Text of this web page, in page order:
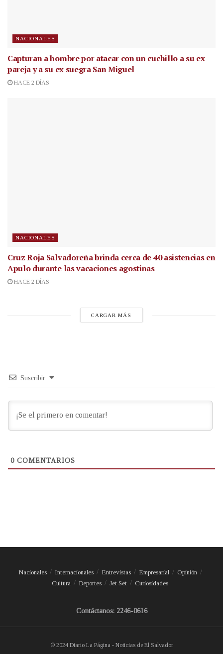
NACIONALES
Capturan a hombre por atacar con un cuchillo a su ex
pareja y a su ex suegra San Miguel
HACE 2 DÍAS
NACIONALES
Cruz Roja Salvadoreña brinda cerca de 40 asistencias en
Apulo durante las vacaciones agostinas
HACE 2 DÍAS
CARGAR MÁS
Suscribir
0 COMENTARIOS
Nacionales Internacionales Entrevistas Empresarial
Opinión
Cultura
Deportes Jet Set Curiosidades
Contáctanos: 2246-0616
© 2024 Diario La Página - Noticias de El Salvador